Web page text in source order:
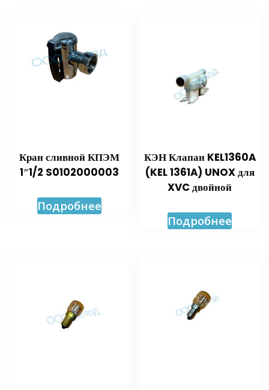
Кран сливной КПЭМ
1″1/2 S0102000003
Подробнее
КЭН Клапан KEL1360A
(KEL 1361A) UNOX для
XVC двойной
Подробнее